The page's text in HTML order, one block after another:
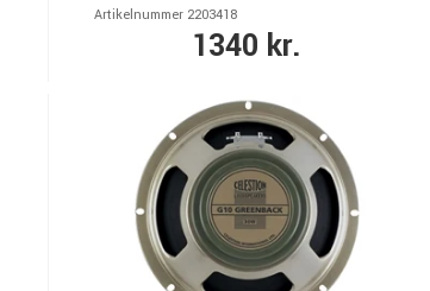
Artikelnummer 2203418
1340 kr.